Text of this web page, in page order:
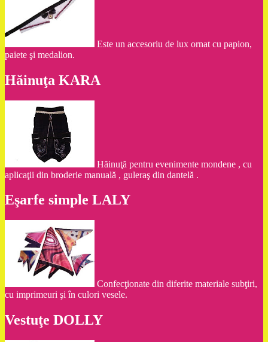
Este un accesoriu de lux ornat cu papion,
paiete şi medalion.
Hăinuţa KARA
Hăinuţă pentru evenimente mondene , cu
aplicaţii din broderie manuală , guleraş din dantelă .
Eşarfe simple LALY
Confecţionate din diferite materiale subţiri,
cu imprimeuri şi în culori vesele.
Vestuţe DOLLY